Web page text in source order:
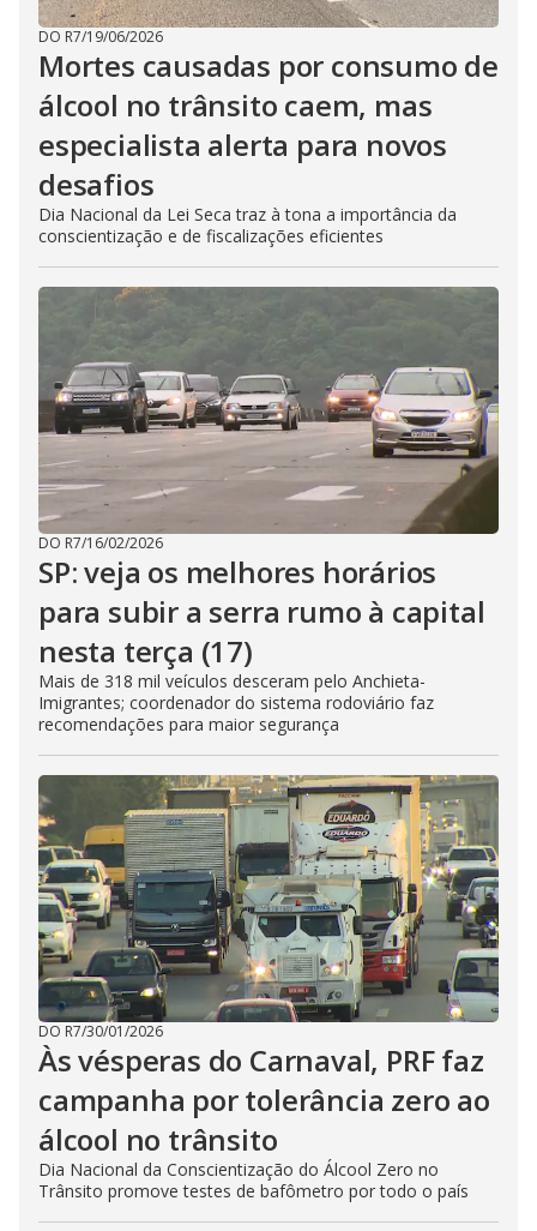
DO R7/19/06/2026
Mortes causadas por consumo de
álcool no trânsito caem, mas
especialista alerta para novos
desafios
Dia Nacional da Lei Seca traz à tona a importância da
conscientização e de fiscalizações eficientes
DO R7/16/02/2026
SP: veja os melhores horários
para subir a serra rumo à capital
nesta terça (17)
Mais de 318 mil veículos desceram pelo Anchieta-
Imigrantes; coordenador do sistema rodoviário faz
recomendações para maior segurança
DO R7/30/01/2026
Às vésperas do Carnaval, PRF faz
campanha por tolerância zero ao
álcool no trânsito
Dia Nacional da Conscientização do Álcool Zero no
Trânsito promove testes de bafômetro por todo o país